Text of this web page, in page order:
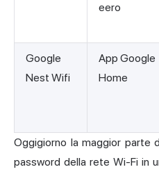
eero
Google
Nest Wifi
App Google
Home
Oggigiorno la maggior parte
password della rete Wi-Fi in